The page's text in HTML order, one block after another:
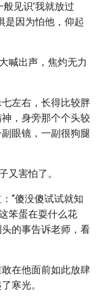
见识’我就放过
是因为怕他，仰起
喊出声，焦灼无力
左右，长得比较胖
，身旁那个个头较
眼镜，一副很狗腿
又害怕了。
“傻没傻试试就知
笨蛋在耍什么花
的事告诉老师，看
在他面前如此放肆
寒光。